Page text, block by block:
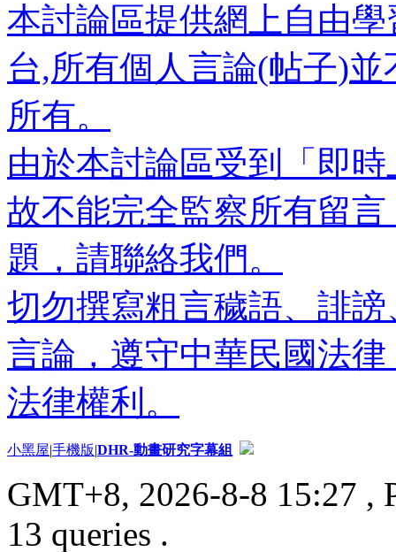
本討論區提供網上自由
台,所有個人言論(帖子)
所有。
由於本討論區受到「即
故不能完全監察所有留
題，請聯絡我們。
切勿撰寫粗言穢語、誹
言論，遵守中華民國法
法律權利。
小黑屋|手機版|DHR-動畫研究字幕組
GMT+8, 2026-8-8 15:27 ,
13 queries .